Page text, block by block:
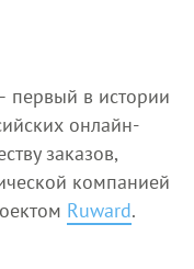
первый в истории
онлайн-
заказов,
компанией
Ruward.